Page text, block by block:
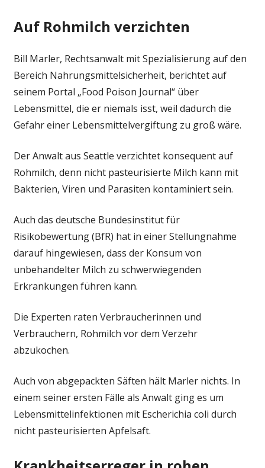
Auf Rohmilch verzichten
Bill Marler, Rechtsanwalt mit Spezialisierung auf den
Bereich Nahrungsmittelsicherheit, berichtet auf
seinem Portal „Food Poison Journal“ über
Lebensmittel, die er niemals isst, weil dadurch die
Gefahr einer Lebensmittelvergiftung zu groß wäre.
Der Anwalt aus Seattle verzichtet konsequent auf
Rohmilch, denn nicht pasteurisierte Milch kann mit
Bakterien, Viren und Parasiten kontaminiert sein.
Auch das deutsche Bundesinstitut für
Risikobewertung (BfR) hat in einer Stellungnahme
darauf hingewiesen, dass der Konsum von
unbehandelter Milch zu schwerwiegenden
Erkrankungen führen kann.
Die Experten raten Verbraucherinnen und
Verbrauchern, Rohmilch vor dem Verzehr
abzukochen.
Auch von abgepackten Säften hält Marler nichts. In
einem seiner ersten Fälle als Anwalt ging es um
Lebensmittelinfektionen mit Escherichia coli durch
nicht pasteurisierten Apfelsaft.